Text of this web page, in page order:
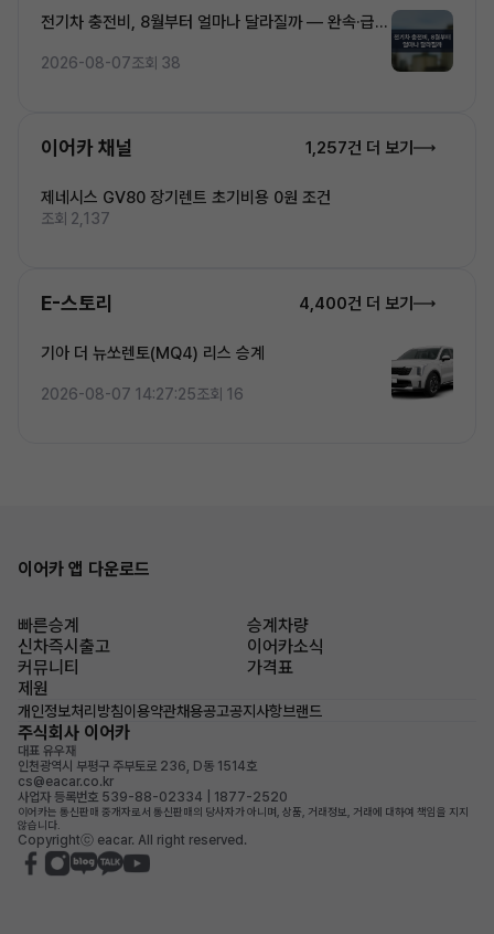
전기차 충전비, 8월부터 얼마나 달라질까 — 완속·급속
2026-08-07조회 38
이어카 채널 1,257건 더 보기
제네시스 GV80 장기렌트 초기비용 0원 조건
조회 2,137
E-스토리 4,400건 더 보기
기아 더 뉴쏘렌토(MQ4) 리스 승계
2026-08-07 14:27:25조회 16
이어카 앱 다운로드
빠른승계
승계차량
신차즉시출고
이어카소식
커뮤니티
가격표
제원
개인정보처리방침이용약관채용공고공지사항브랜드
주식회사 이어카
대표 유우재
인천광역시 부평구 주부토로 236, D동 1514호
cs@eacar.co.kr
사업자 등록번호 539-88-02334 | 1877-2520
이어카는 통신판매 중개자로서 통신판매의 당사자가 아니며, 상품, 거래정보, 거래에 대하여 책임을 지지
않습니다.
Copyrightⓒ eacar. All right reserved.